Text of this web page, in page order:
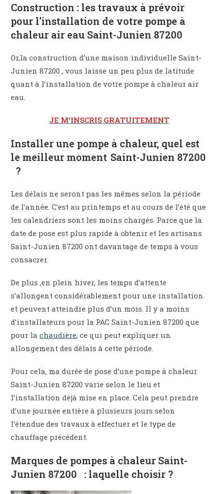
Construction : les travaux à prévoir
pour l’installation de votre pompe à
chaleur air eau Saint-Junien 87200
Or,la construction d’une maison individuelle Saint-
Junien 87200 , vous laisse un peu plus de latitude
quant à l’installation de votre pompe à chaleur air
eau.
JE M’INSCRIS GRATUITEMENT
Installer une pompe à chaleur, quel est
le meilleur moment Saint-Junien 87200
?
Les délais ne seront pas les mêmes selon la période
de l’année. C’est au printemps et au cours de l’été que
les calendriers sont les moins chargés. Parce que la
date de pose est plus rapide à obtenir et les artisans
Saint-Junien 87200 ont davantage de temps à vous
consacrer.
De plus ,en plein hiver, les temps d’attente
s’allongent considérablement pour une installation
et peuvent atteindre plus d’un mois. Il y a moins
d’installateurs pour la PAC Saint-Junien 87200 que
pour lachaudière, ce qui peut expliquer un
allongement des délais à cette période.
Pour cela, ma durée de pose d’une pompe à chaleur
Saint-Junien 87200 varie selon le lieu et
l’installation déjà mise en place. Cela peut prendre
d’une journée entière à plusieurs jours selon
l’étendue des travaux à effectuer et le type de
chauffage précédent.
Marques de pompes à chaleur Saint-
Junien 87200 : laquelle choisir ?